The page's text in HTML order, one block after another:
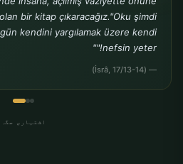
bir kitap çıkaracağız."Oku şimdi
kendini yargılamak üzere kendi
nefsin yeter!""
— (İsrâ, 17/13-14)
اشتہاری جگہ